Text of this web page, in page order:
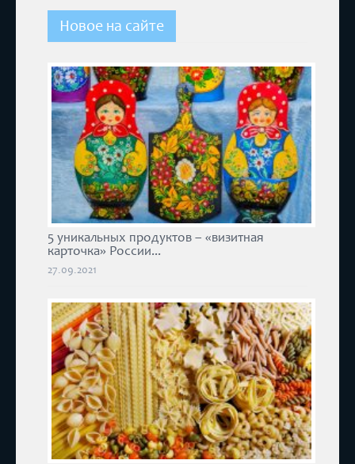
Новое на сайте
5 уникальных продуктов – «визитная
карточка» России...
27.09.2021